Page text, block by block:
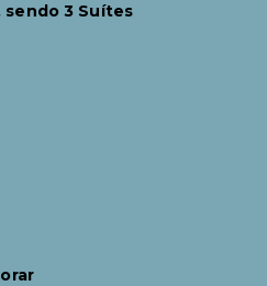
3 Suítes